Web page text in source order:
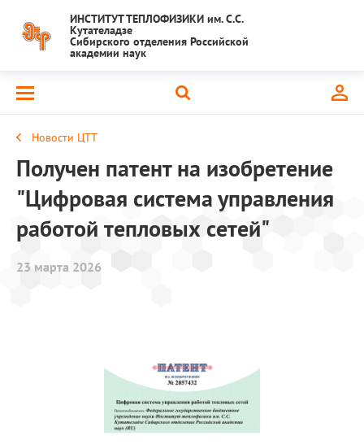
ИНСТИТУТ ТЕПЛОФИЗИКИ им. С.С.
Кутателадзе
Сибирского отделения Российской
академии наук
Новости ЦТТ
Получен патент на изобретение
"Цифровая система управления
работой тепловых сетей"
23 марта 2026